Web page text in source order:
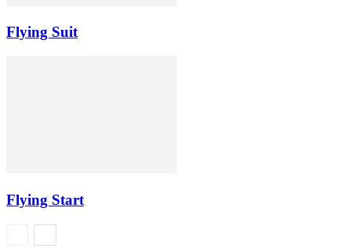
Flying Suit
Flying Start